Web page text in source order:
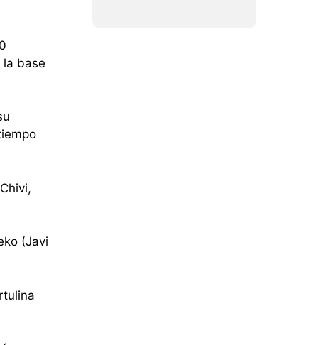
la base
(Javi